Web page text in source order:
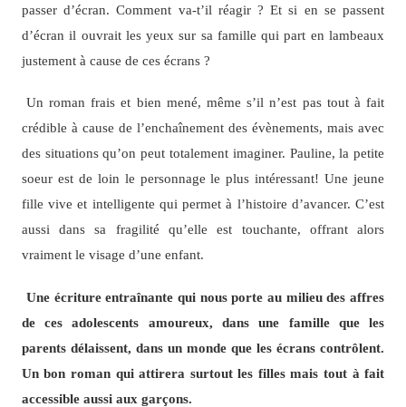
passer d’écran. Comment va-t’il réagir ? Et si en se passent
d’écran il ouvrait les yeux sur sa famille qui part en lambeaux
justement à cause de ces écrans ?
Un roman frais et bien mené, même s’il n’est pas tout à fait
crédible à cause de l’enchaînement des évènements, mais avec
des situations qu’on peut totalement imaginer. Pauline, la petite
soeur est de loin le personnage le plus intéressant! Une jeune
fille vive et intelligente qui permet à l’histoire d’avancer. C’est
aussi dans sa fragilité qu’elle est touchante, offrant alors
vraiment le visage d’une enfant.
Une écriture entraînante qui nous porte au milieu des affres
de ces adolescents amoureux, dans une famille que les
parents délaissent, dans un monde que les écrans contrôlent.
Un bon roman qui attirera surtout les filles mais tout à fait
accessible aussi aux garçons.